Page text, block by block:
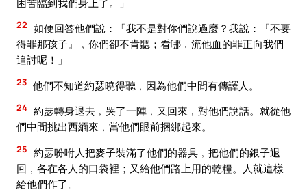
22 如便回答他們說：「我不是對你們說過麼？我說：『不要
得罪那孩子』﹐你們卻不肯聽；看哪﹐流他血的罪正向我們
追討呢！」
23 他們不知道約瑟曉得聽﹐因為他們中間有傳譯人。
24 約瑟轉身退去﹐哭了一陣﹐又回來﹐對他們說話。就從他
們中間挑出西緬來﹐當他們眼前捆綁起來。
25 約瑟吩咐人把麥子裝滿了他們的器具﹐把他們的銀子退
回﹐各在各人的口袋裡；又給他們路上用的乾糧。人就這樣
給他們作了。